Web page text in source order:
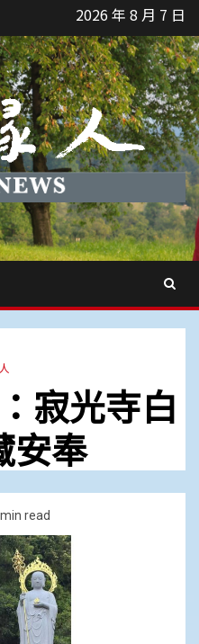
2026 年 8 月 7 日
寂光寺白
安奉
read